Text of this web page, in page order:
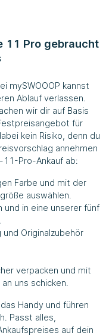
11 Pro gebraucht
mySWOOOP kannst
Ablauf verlassen.
wir dir auf Basis
für
kein Risiko, denn du
annehmen
Pro-Ankauf ab:
Farbe und mit der
auswählen.
und in eine unserer fünf
und Originalzubehör
verpacken und mit
uns schicken.
Handy und führen
Passt alles,
auf dein